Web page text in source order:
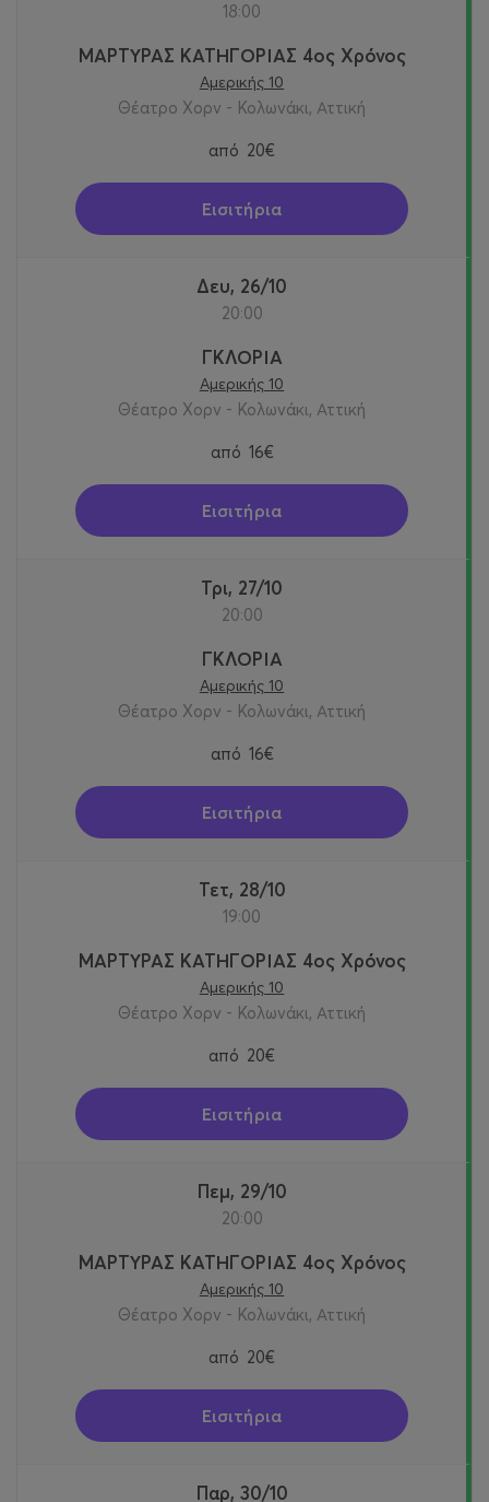
18:00
ΜΑΡΤΥΡΑΣ ΚΑΤΗΓΟΡΙΑΣ 4ος Χρόνος
Αμερικής 10
Θέατρο Χορν - Κολωνάκι, Αττική
από 20€
Εισιτήρια
Δευ, 26/10
20:00
ΓΚΛΟΡΙΑ
Αμερικής 10
Θέατρο Χορν - Κολωνάκι, Αττική
από 16€
Εισιτήρια
Τρι, 27/10
20:00
ΓΚΛΟΡΙΑ
Αμερικής 10
Θέατρο Χορν - Κολωνάκι, Αττική
από 16€
Εισιτήρια
Τετ, 28/10
19:00
ΜΑΡΤΥΡΑΣ ΚΑΤΗΓΟΡΙΑΣ 4ος Χρόνος
Αμερικής 10
Θέατρο Χορν - Κολωνάκι, Αττική
από 20€
Εισιτήρια
Πεμ, 29/10
20:00
ΜΑΡΤΥΡΑΣ ΚΑΤΗΓΟΡΙΑΣ 4ος Χρόνος
Αμερικής 10
Θέατρο Χορν - Κολωνάκι, Αττική
από 20€
Εισιτήρια
Παρ, 30/10